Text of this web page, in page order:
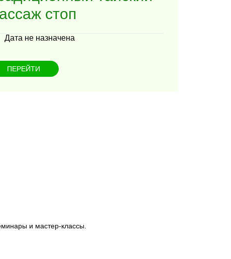
стоп
Дата не назначена
ПЕРЕЙТИ
и мастер-классы.